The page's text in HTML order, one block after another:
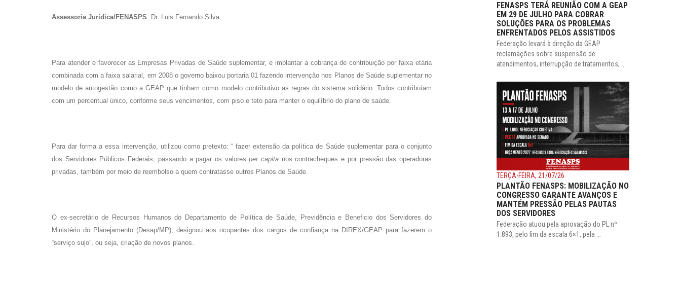
Assessoria Jurídica/FENASPS: Dr. Luis Fernando Silva
Para atender e favorecer as Empresas Privadas de Saúde suplementar, e implantar a cobrança de contribuição por faixa etária
combinada com a faixa salarial, em 2008 o governo baixou portaria 01 fazendo intervenção nos Planos de Saúde suplementar no
modelo de autogestão como a GEAP que tinham como modelo contributivo as regras do sistema solidário. Todos contribuíam
com um percentual único, conforme seus vencimentos, com piso e teto para manter o equilíbrio do plano de saúde.
Para dar forma a essa intervenção, utilizou como pretexto: “ fazer extensão da política de Saúde suplementar para o conjunto
dos Servidores Públicos Federais, passando a pagar os valoresper capita nos contracheques e por pressão das operadoras
privadas, também por meio de reembolso a quem contratasse outros Planos de Saúde.
O ex-secretário de Recursos Humanos do Departamento de Política de Saúde, Previdência e Beneficio dos Servidores do
Ministério do Planejamento (Desap/MP), designou aos ocupantes dos cargos de confiança na DIREX/GEAP para fazerem o
“serviço sujo”, ou seja, criação de novos planos.
FENASPS TERÁ REUNIÃO COM A GEAP
EM 29 DE JULHO PARA COBRAR
SOLUÇÕES PARA OS PROBLEMAS
ENFRENTADOS PELOS ASSISTIDOS
Federação levará à direção da GEAP
reclamações sobre suspensão de
atendimentos, interrupção de tratamentos, ...
TERÇA-FEIRA, 21/07/26
PLANTÃO FENASPS: MOBILIZAÇÃO NO
CONGRESSO GARANTE AVANÇOS E
MANTÉM PRESSÃO PELAS PAUTAS
DOS SERVIDORES
Federação atuou pela aprovação do PL nº
1.893, pelo fim da escala 6×1, pela ...